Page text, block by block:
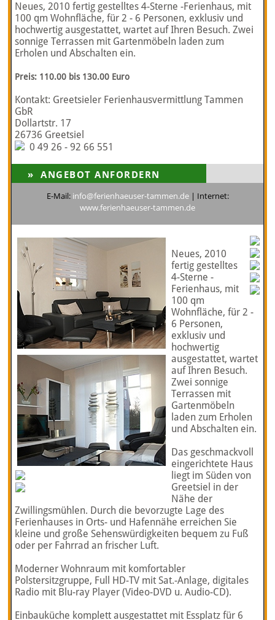
Neues, 2010 fertig gestelltes 4-Sterne -Ferienhaus, mit
100 qm Wohnfläche, für 2 - 6 Personen, exklusiv und
hochwertig ausgestattet, wartet auf Ihren Besuch. Zwei
sonnige Terrassen mit Gartenmöbeln laden zum
Erholen und Abschalten ein.
Preis: 110.00 bis 130.00 Euro
Kontakt: Greetsieler Ferienhausvermittlung Tammen
GbR
Dollartstr. 17
26736 Greetsiel
0 49 26 - 92 66 551
E-Mail: info@ferienhaeuser-tammen.de| Internet:
www.ferienhaeuser-tammen.de
Neues, 2010
fertig gestelltes
4-Sterne -
Ferienhaus, mit
100 qm
Wohnfläche, für 2 -
6 Personen,
exklusiv und
hochwertig
ausgestattet, wartet
auf Ihren Besuch.
Zwei sonnige
Terrassen mit
Gartenmöbeln
laden zum Erholen
und Abschalten ein.
Das geschmackvoll
eingerichtete Haus
liegt im Süden von
Greetsiel in der
Nähe der
Zwillingsmühlen. Durch die bevorzugte Lage des
Ferienhauses in Orts- und Hafennähe erreichen Sie
kleine und große Sehenswürdigkeiten bequem zu Fuß
oder per Fahrrad an frischer Luft.
Moderner Wohnraum mit komfortabler
Polstersitzgruppe, Full HD-TV mit Sat.-Anlage, digitales
Radio mit Blu-ray Player (Video-DVD u. Audio-CD).
Einbauküche komplett ausgestattet mit Essplatz für 6